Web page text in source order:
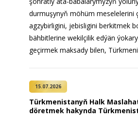
durmuşynyň möhüm meselelerini
agzybirligini, jebisligini berkitmek
bähbitlerine wekilçilik edýän
geçirmek maksady bilen,
15.07.2026
Türkmenistanyň Halk
döretmek hakynda